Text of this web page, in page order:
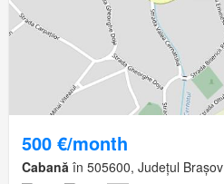
500 €/month
Cabană în 505600, Județul Brașov